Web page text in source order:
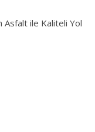
Asfalt ile Kaliteli Yol